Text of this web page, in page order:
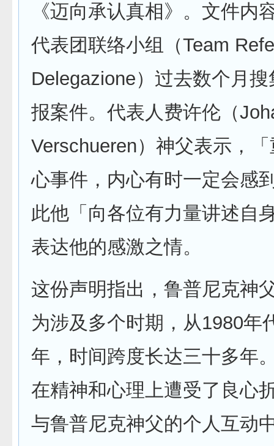
《迈向承认真相》。文件内
代表团联络小组（Team
Delegazione）过去数个月
报案件。代表人费许伦（
Verschueren）神父表示，
心事件，内心有时一定会感
此他「向各位有力量讲述自
表达他的感激之情。
这份声明指出，鲁普尼克神
为涉及多个时期，从1980年
年，时间跨度长达三十多年
在精神和心理上遭受了良心
与鲁普尼克神父的个人互动